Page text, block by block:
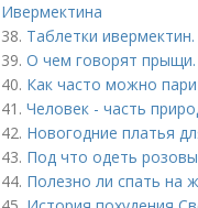
Ивермектина
38. Таблетки
39. О чем говорят
40. Как часто можно
41. Человек - часть
42. Новогодние платья
43. Под что одеть
44. Полезно ли спать на